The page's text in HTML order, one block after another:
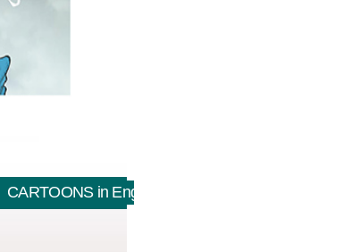
CARTOONS in English